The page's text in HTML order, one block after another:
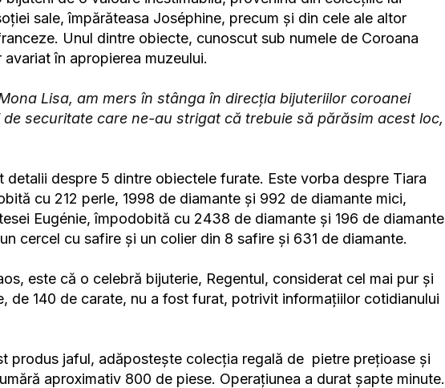
sale, împărăteasa Joséphine, precum și din cele ale altor
Unul dintre obiecte, cunoscut sub numele de Coroana
în apropierea muzeului.
Lisa, am mers în stânga în direcția bijuteriilor coroanei
securitate care ne-au strigat că trebuie să părăsim acest loc,
detalii despre 5 dintre obiectele furate. Este vorba despre Tiara
cu 212 perle, 1998 de diamante și 992 de diamante mici,
Eugénie, împodobită cu 2438 de diamante și 196 de diamante
cercel cu safire și un colier din 8 safire și 631 de diamante.
este că o celebră bijuterie, Regentul, considerat cel mai pur și
de 140 de carate, nu a fost furat, potrivit informațiilor cotidianului
produs jaful, adăpostește colecția regală de pietre prețioase și
aproximativ 800 de piese. Operațiunea a durat șapte minute.